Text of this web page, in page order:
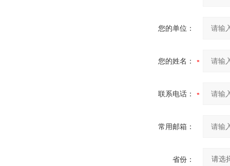
您的单位：
您的姓名：
联系电话：
常用邮箱：
省份：